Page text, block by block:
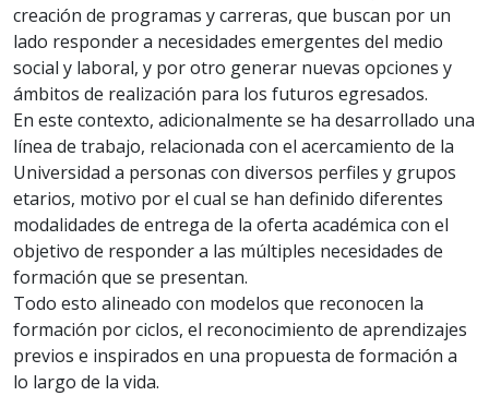
creación de programas y carreras, que buscan por un
lado responder a necesidades emergentes del medio
social y laboral, y por otro generar nuevas opciones y
ámbitos de realización para los futuros egresados.
En este contexto, adicionalmente se ha desarrollado una
línea de trabajo, relacionada con el acercamiento de la
Universidad a personas con diversos perfiles y grupos
etarios, motivo por el cual se han definido diferentes
modalidades de entrega de la oferta académica con el
objetivo de responder a las múltiples necesidades de
formación que se presentan.
Todo esto alineado con modelos que reconocen la
formación por ciclos, el reconocimiento de aprendizajes
previos e inspirados en una propuesta de formación a
lo largo de la vida.